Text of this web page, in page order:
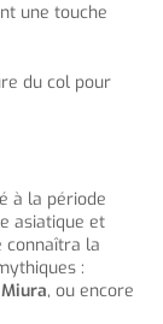
une touche
du col pour
à la période
asiatique et
connaîtra la
:
, ou encore